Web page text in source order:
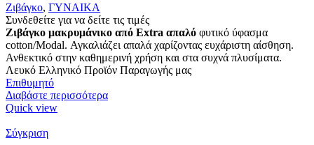
Ζιβάγκο, ΓΥΝΑΙΚΑ
Συνδεθείτε για να δείτε τις τιμές
Ζιβάγκο μακρυμάνικο από Extra απαλό φυτικό ύφασμα
cotton/Modal. Αγκαλιάζει απαλά χαρίζοντας ευχάριστη αίσθηση.
Ανθεκτικό στην καθημερινή χρήση και στα συχνά πλυσίματα.
Λευκό Ελληνικό Προϊόν Παραγωγής μας
Επιθυμητό
Διαβάστε περισσότερα
Quick view
Σύγκριση